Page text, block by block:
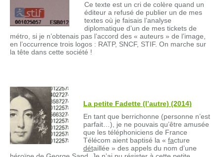
Ce texte est un cri de colère quand un
éditeur a refusé de publier un de mes
textes où je faisais l’analyse
diplomatique d’un de mes tickets de
métro, si je n’obtenais pas l’accord des « auteurs » de l’image,
en l’occurrence trois logos : RATP, SNCF, STIF. On marche sur
la tête dans cette société !
La petite Fadette (l’autre) (2014)
En tant que berrichonne (personne n’est
parfait…), je ne pouvais qu’être amusée
que les téléphoniciens de France
Télécom aient baptisé la « facture
détaillée » des appels du nom d’une